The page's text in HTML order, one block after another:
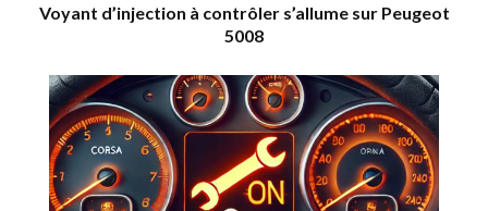
Voyant d’injection à contrôler s’allume sur Peugeot
5008